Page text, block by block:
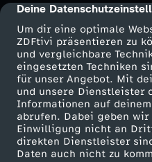
cmp-dialog-
Deine
Um dir eine optimale
ZDFtivi präsentieren zu
und vergleichbare
eingesetzten Techniken
für unser Angebot. Mit
und unsere Dienstleister
Informationen auf
abrufen. Dabei geben
Einwilligung nicht an
direkten Dienstleister
Daten auch nicht zu
n
s
a
t
i
Mehr ZDF
ZDF-Apps
Smart TV
ZDFtext